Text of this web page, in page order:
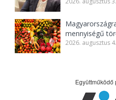
mennyiségű
2026. augusztus
Együttműködő